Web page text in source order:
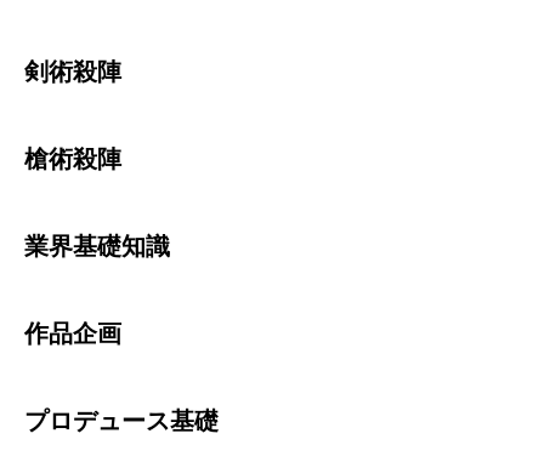
剣術殺陣
槍術殺陣
業界基礎知識
作品企画
プロデュース基礎